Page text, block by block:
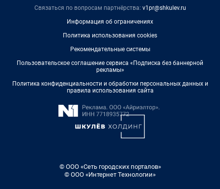
Связаться по вопросам партнёрства: v1pr@shkulev.ru
Информация об ограничениях
Политика использования cookies
Рекомендательные системы
Пользовательское соглашение сервиса «Подписка без баннерной
рекламы»
Политика конфиденциальности и обработки персональных данных и
правила использования сайта
© ООО «Сеть городских порталов»
© ООО «Интернет Технологии»